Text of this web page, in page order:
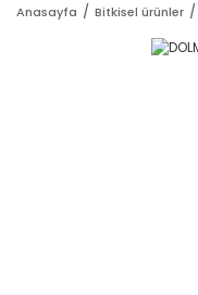
Anasayfa Bitkisel ürünler